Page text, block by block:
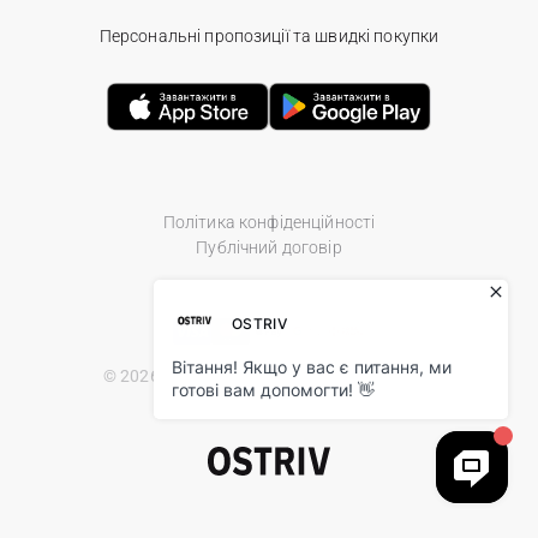
Політика конфіденційності
Публічний договір
© 2026 Ostriv.ua Store. All Rights Reserved.
Персональні пропозиції та швидкі покупки